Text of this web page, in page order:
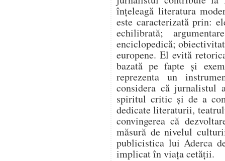
înțeleagă literatura
este caracterizată prin:
echilibrată;
enciclopedică;
europene. El evită
bazată pe fapte și
reprezenta un
considera că jurnalistul
spiritul critic și de a
dedicate literaturii,
convingerea că
măsură de nivelul
publicistica lui Aderca
implicat în viața cetății.